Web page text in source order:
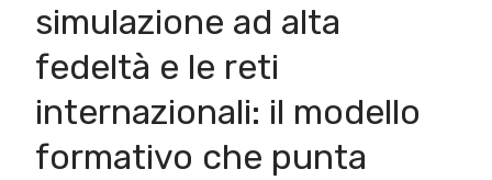
simulazione ad alta
fedeltà e le reti
internazionali: il modello
formativo che punta